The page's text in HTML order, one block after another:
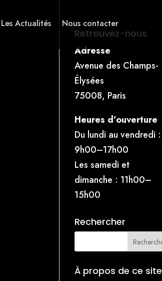
Les Actualités Nous contacter
Retrouvez-nous
Adresse
Avenue des Champs-
Élysées
75008, Paris
Heures d’ouverture
Du lundi au vendredi :
9h00–17h00
Les samedi et
dimanche : 11h00–
15h00
Rechercher
À propos de ce site